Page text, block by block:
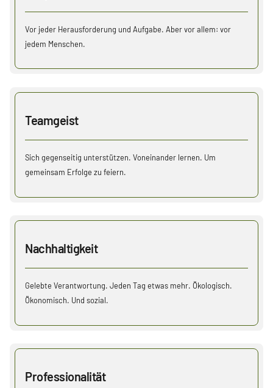
Vor jeder Herausforderung und Aufgabe. Aber vor allem: vor
jedem Menschen.
Teamgeist
Sich gegenseitig unterstützen. Voneinander lernen. Um
gemeinsam Erfolge zu feiern.
Nachhaltigkeit
Gelebte Verantwortung. Jeden Tag etwas mehr. Ökologisch.
Ökonomisch. Und sozial.
Professionalität